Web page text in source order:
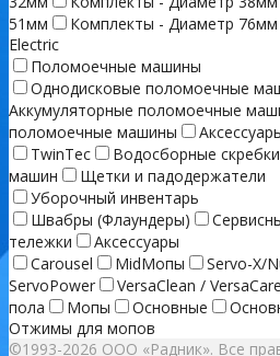
51мм
Комплекты - Диаметр 76мм
Electric
Поломоечные машины
Однодисковые поломоечные
Аккумуляторные поломоечные
поломоечные машины
TwinTec
Водосборные
машин
Щетки и падодержатели
Уборочный инвентарь
Швабры (Флаундеры)
тележки
Аксессуары
Carousel
MidМопы
Servo-X/
ServoPower
VersaClean / VersaCare
пола
Мопы Основные
Отжимы для мопов
©1993-2026 ООО «Радник». Все